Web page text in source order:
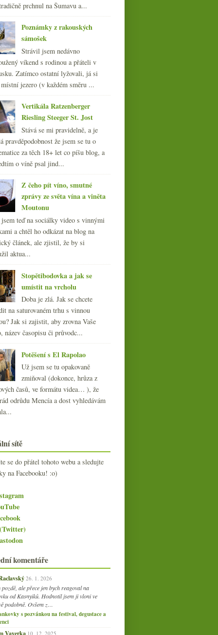
GSM směs z Chile a
povedená Cava
prchnul na Šumavu a...
Poznámky z rakouských
sámošek
Strávil jsem nedávno
víkend s rodinou a přáteli v
Zatímco ostatní lyžovali, já si
jezero (v každém směru ...
Vertikála Ratzenberger
Riesling Steeger St. Jost
Stává se mi pravidelně, a je
pravděpodobnost že jsem se tu o
za těch 18+ let co píšu blog, a
o víně psal jind...
Z čeho pít víno, smutné
zprávy ze světa vína a viněta
Moutonu
teď na sociálky video s vinnými
a chtěl ho odkázat na blog na
článek, ale zjistil, že by si
aktua...
Stopětibodovka a jak se
umístit na vrcholu
Doba je zlá. Jak se chcete
na saturovaném trhu s vinnou
Jak si zajistit, aby zrovna Vaše
název časopisu či průvodc...
Potěšení s El Rapolao
Už jsem se tu opakovaně
zmiňoval (dokonce, hrůza z
časů, ve formátu videa… ), že
odrůdu Mencía a dost vyhledávám
sítě
se do přátel tohoto webu a sledujte
na Facebooku! :o)
komentáře
26. 1. 2026
ale přece jen bych reagoval na
od Kasnyiků. Hodnotil jsem ji vloni ve
podobně. Ovšem z…
s pozvánkou na festival, degustace a
Vaverka 10. 12. 2025